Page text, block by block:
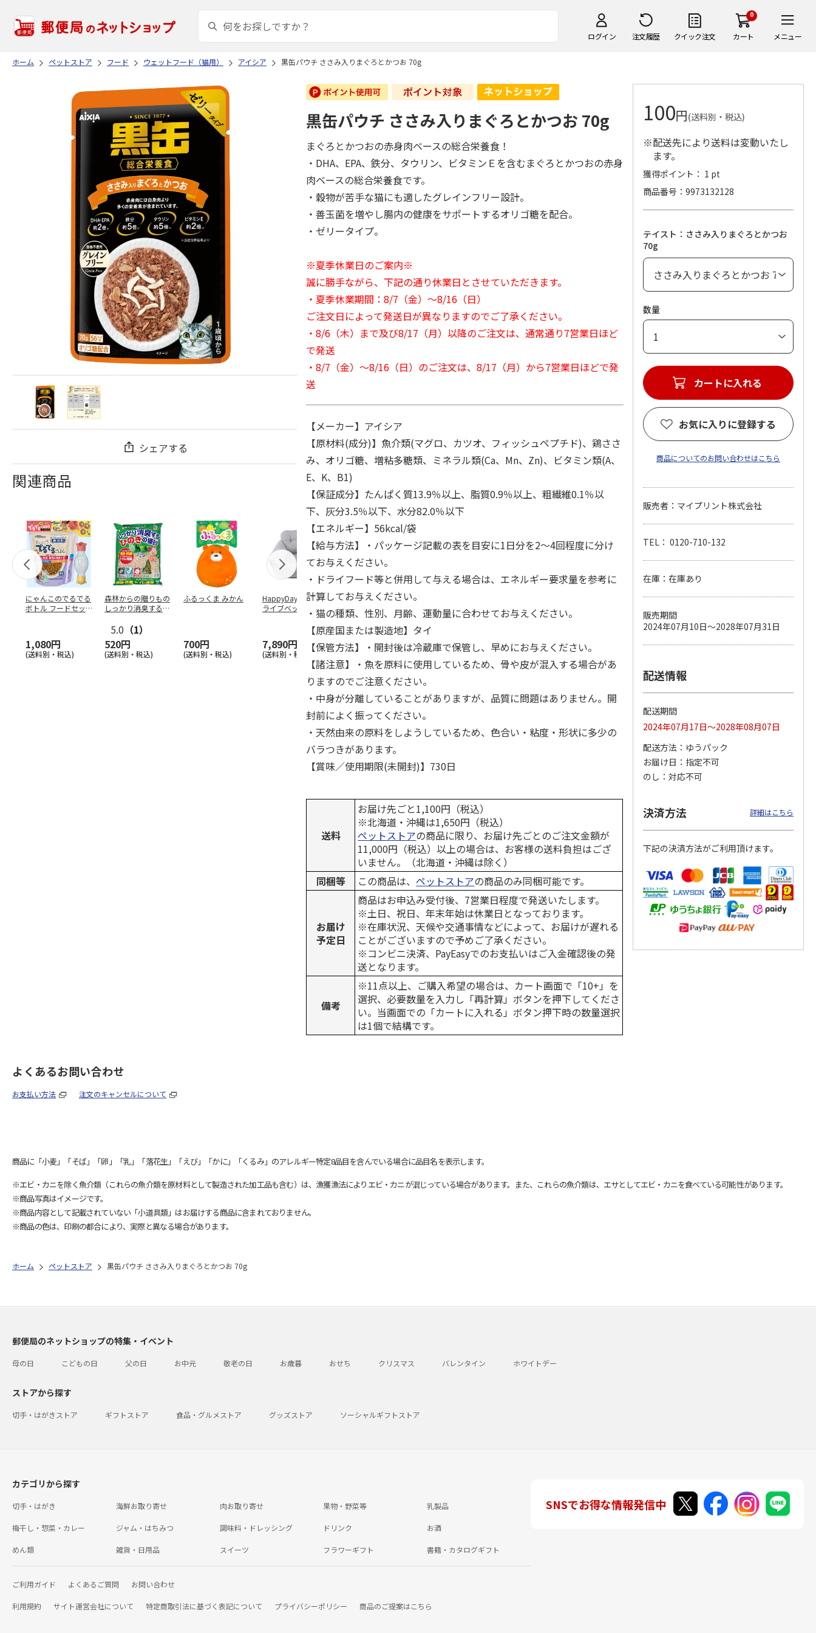
ログイン 注文履歴 クイック注文
0
カート メニュー
ホーム ペットストア フード ウェットフード（猫用） アイシア 黒缶パウチ ささみ入りまぐろとかつお 70g
シェアする
関連商品
にゃんこのでるでる
ボトル フードセッ
1,080円
(送料別・税込)
森林からの贈りもの
しっかり消臭するひ
5.0 （1）
520円
(送料別・税込)
ふるっくま みかん
700円
(送料別・税込)
HappyDays 2wayド
ライブベッド グレ
7,890円
(送料別・税込)
獣医師開発 ニオイ
をとる砂専用 猫ト
イレ ナチュラルグ
レー
1,550円
(送料別・税込)
らない消臭・抗菌サ
ンド 4L
1,320円
(送料別・税込)
ムデンタルコーン
ぐるぐるボーン型 S
470円
(送料別・税込)
120円
(送料別・税込)
ペット線香 虹のか
ローラルの香り
590円
CIAO 香り立つクラ
380円
黒缶パウチ ささみ入りまぐろとかつお 70g
まぐろとかつおの赤身肉ベースの総合栄養食！
・DHA、EPA、鉄分、タウリン、ビタミンＥを含むまぐろとかつおの赤身
肉ベースの総合栄養食です。
・穀物が苦手な猫にも適したグレインフリー設計。
・善玉菌を増やし腸内の健康をサポートするオリゴ糖を配合。
・ゼリータイプ。
※夏季休業日のご案内※
誠に勝手ながら、下記の通り休業日とさせていただきます。
・夏季休業期間：8/7（金）～8/16（日）
ご注文日によって発送日が異なりますのでご了承ください。
・8/6（木）まで及び8/17（月）以降のご注文は、通常通り7営業日ほど
で発送
・8/7（金）～8/16（日）のご注文は、8/17（月）から7営業日ほどで発
送
【メーカー】アイシア
【原材料(成分)】魚介類(マグロ、カツオ、フィッシュペプチド)、鶏ささ
み、オリゴ糖、増粘多糖類、ミネラル類(Ca、Mn、Zn)、ビタミン類(A、
E、K、B1)
【保証成分】たんぱく質13.9％以上、脂質0.9％以上、粗繊維0.1％以
下、灰分3.5％以下、水分82.0％以下
【エネルギー】56kcal/袋
【給与方法】・パッケージ記載の表を目安に1日分を2～4回程度に分け
てお与えください。
・ドライフード等と併用して与える場合は、エネルギー要求量を参考に
計算してお与えください。
・猫の種類、性別、月齢、運動量に合わせてお与えください。
【原産国または製造地】タイ
【保管方法】・開封後は冷蔵庫で保管し、早めにお与えください。
【諸注意】・魚を原料に使用しているため、骨や皮が混入する場合があ
りますのでご注意ください。
・中身が分離していることがありますが、品質に問題はありません。開
封前によく振ってください。
・天然由来の原料をしようしているため、色合い・粘度・形状に多少の
バラつきがあります。
【賞味／使用期限(未開封)】730日
送料
お届け先ごと1,100円（税込）
※北海道・沖縄は1,650円（税込）
ペットストアの商品に限り、お届け先ごとのご注文金額が
11,000円（税込）以上の場合は、お客様の送料負担はござ
いません。（北海道・沖縄は除く）
同梱等
この商品は、ペットストアの商品のみ同梱可能です。
お届け
予定日
商品はお申込み受付後、7営業日程度で発送いたします。
※土日、祝日、年末年始は休業日となっております。
※在庫状況、天候や交通事情などによって、お届けが遅れる
ことがございますので予めご了承ください。
※コンビニ決済、PayEasyでのお支払いはご入金確認後の発
送となります。
備考
※11点以上、ご購入希望の場合は、カート画面で「10+」を
選択、必要数量を入力し「再計算」ボタンを押下してくださ
い。当画面での「カートに入れる」ボタン押下時の数量選択
は1個で結構です。
100円(送料別・税込)
※配送先により送料は変動いたし
ます。
獲得ポイント： 1 pt
商品番号
9973132128
テイスト：ささみ入りまぐろとかつお
70g
数量
カートに入れる
お気に入りに登録する
商品についてのお問い合わせはこちら
販売者：マイプリント株式会社
TEL： 0120-710-132
在庫：在庫あり
販売期間
2024年07月10日～2028年07月31日
配送情報
配送期間
2024年07月17日～2028年08月07日
配送方法
ゆうパック
お届け日
指定不可
のし
対応不可
決済方法 詳細はこちら
下記の決済方法がご利用頂けます。
よくあるお問い合わせ
お支払い方法 注文のキャンセルについて
商品に「小麦」「そば」「卵」「乳」「落花生」「えび」「かに」「くるみ」のアレルギー特定8品目を含んでいる場合に品目名を表示します。
※エビ・カニを除く魚介類（これらの魚介類を原材料として製造された加工品も含む）は、漁獲漁法によりエビ・カニが混じっている場合があります。また、これらの魚介類は、エサとしてエビ・カニを食べている可能性があります。
※商品写真はイメージです。
※商品内容として記載されていない「小道具類」はお届けする商品に含まれておりません。
※商品の色は、印刷の都合により、実際と異なる場合があります。
ホーム ペットストア 黒缶パウチ ささみ入りまぐろとかつお 70g
郵便局のネットショップの特集・イベント
母の日 こどもの日 父の日 お中元 敬老の日 お歳暮 おせち クリスマス バレンタイン ホワイトデー
ストアから探す
切手・はがきストア ギフトストア 食品・グルメストア グッズストア ソーシャルギフトストア
カテゴリから探す
切手・はがき 海鮮お取り寄せ 肉お取り寄せ 果物・野菜等 乳製品
梅干し・惣菜・カレー ジャム・はちみつ 調味料・ドレッシング ドリンク お酒
めん類 雑貨・日用品 スイーツ フラワーギフト 書籍・カタログギフト
ご利用ガイド よくあるご質問 お問い合わせ
利用規約 サイト運営会社について 特定商取引法に基づく表記について プライバシーポリシー 商品のご提案はこちら
SNSでお得な情報発信中